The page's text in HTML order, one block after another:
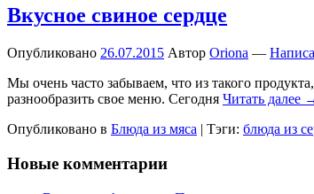
Вкусное свиное сердце
Опубликовано 26.07.2015 Автор Oriona —
Мы очень часто забываем, что из такого
разнообразить свое меню. Сегодня Читать далее
Опубликовано в Блюда из мяса | Тэги: блюда из
Новые комментарии